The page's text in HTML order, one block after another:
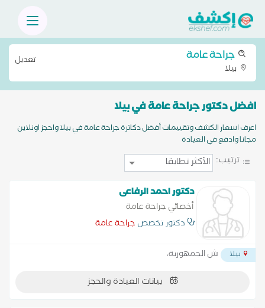
جراحة عامة
بيلا
تعديل
افضل دكتور جراحة عامة في بيلا
اعرف اسعار الكشف وتقييمات أفضل دكاترة جراحة عامة في بيلا واحجز اونلاين
مجانا وادفع في العيادة
ترتيب:
دكتور احمد الرفاعى
أخصائي جراحة عامة
دكتور تخصص جراحة عامة
بيلا ش الجمهورية،
بيانات العيادة والحجز